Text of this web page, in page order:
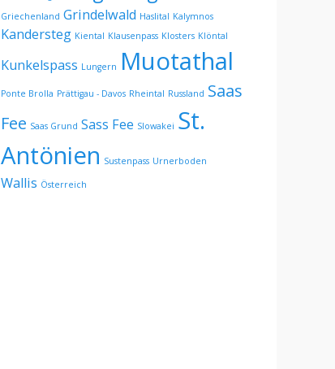
Griechenland Grindelwald Haslital Kalymnos
Kandersteg Kiental Klausenpass Klosters Klöntal
Kunkelspass Lungern Muotathal
Ponte Brolla Prättigau - Davos Rheintal Russland Saas
Fee Saas Grund Sass Fee Slowakei St.
Antönien Sustenpass Urnerboden
Wallis Österreich